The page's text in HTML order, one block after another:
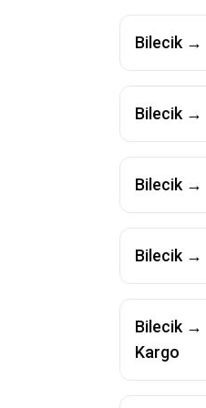
Bilecik →
Bilecik →
Bilecik →
Bilecik →
Bilecik →
Kargo